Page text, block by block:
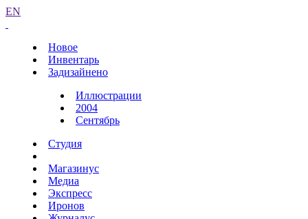
EN
Новое
Инвентарь
Задизайнено
Иллюстрации
2004
Сентябрь
Студия
Магазинус
Медиа
Экспресс
Иронов